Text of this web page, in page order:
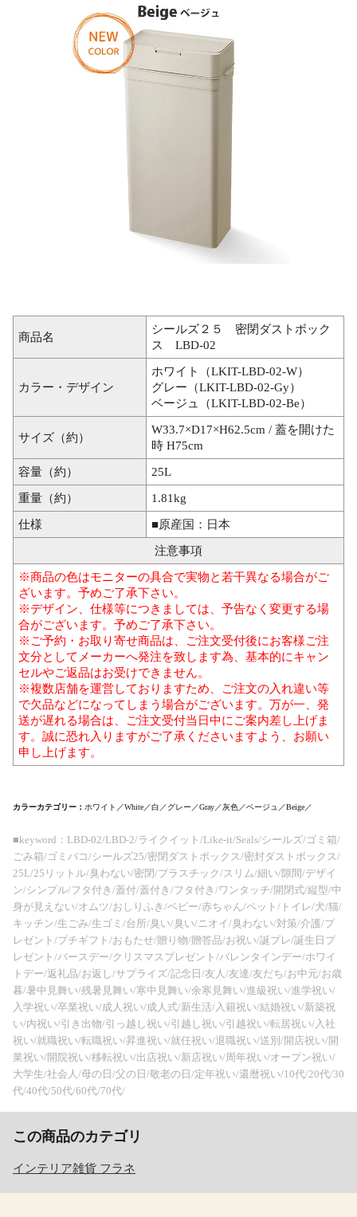
商品名
シールズ２５ 密閉ダストボック
ス LBD-02
カラー・デザイン
ホワイト（LKIT-LBD-02-W）
グレー（LKIT-LBD-02-Gy）
ベージュ（LKIT-LBD-02-Be）
サイズ（約）
W33.7×D17×H62.5cm / 蓋を開けた
時 H75cm
容量（約） 25L
重量（約） 1.81kg
仕様 ■原産国：日本
注意事項
※商品の色はモニターの具合で実物と若干異なる場合がご
ざいます。予めご了承下さい。
※デザイン、仕様等につきましては、予告なく変更する場
合がございます。予めご了承下さい。
※ご予約・お取り寄せ商品は、ご注文受付後にお客様ご注
文分としてメーカーへ発注を致します為、基本的にキャン
セルやご返品はお受けできません。
※複数店舗を運営しておりますため、ご注文の入れ違い等
で欠品などになってしまう場合がございます。万が一、発
送が遅れる場合は、ご注文受付当日中にご案内差し上げま
す。誠に恐れ入りますがご了承くださいますよう、お願い
申し上げます。
カラーカテゴリー： ホワイト／White／白／グレー／Gray／灰色／ベージュ／Beige／
■keyword：LBD-02/LBD-2/ライクイット/Like-it/Seals/シールズ/ゴミ箱/
ごみ箱/ゴミバコ/シールズ25/密閉ダストボックス/密封ダストボックス/
25L/25リットル/臭わない/密閉/プラスチック/スリム/細い/隙間/デザイ
ン/シンプル/フタ付き/蓋付/蓋付き/フタ付き/ワンタッチ/開閉式/縦型/中
身が見えない/オムツ/おしりふき/ベビー/赤ちゃん/ペット/トイレ/犬/猫/
キッチン/生ごみ/生ゴミ/台所/臭い/臭い/ニオイ/臭わない/対策/介護/プ
レゼント/プチギフト/おもたせ/贈り物/贈答品/お祝い/誕プレ/誕生日プ
レゼント/バースデー/クリスマスプレゼント/バレンタインデー/ホワイ
トデー/返礼品/お返し/サプライズ/記念日/友人/友達/友だち/お中元/お歳
暮/暑中見舞い/残暑見舞い/寒中見舞い/余寒見舞い/進級祝い/進学祝い/
入学祝い/卒業祝い/成人祝い/成人式/新生活/入籍祝い/結婚祝い/新築祝
い/内祝い/引き出物/引っ越し祝い/引越し祝い/引越祝い/転居祝い/入社
祝い/就職祝い/転職祝い/昇進祝い/就任祝い/退職祝い/送別/開店祝い/開
業祝い/開院祝い/移転祝い/出店祝い/新店祝い/周年祝い/オープン祝い/
大学生/社会人/母の日/父の日/敬老の日/定年祝い/還暦祝い/10代/20代/30
代/40代/50代/60代/70代/
この商品のカテゴリ
インテリア雑貨 フラネ